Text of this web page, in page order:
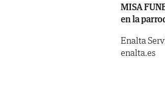
MISA
en la
Enalta
enalta.es